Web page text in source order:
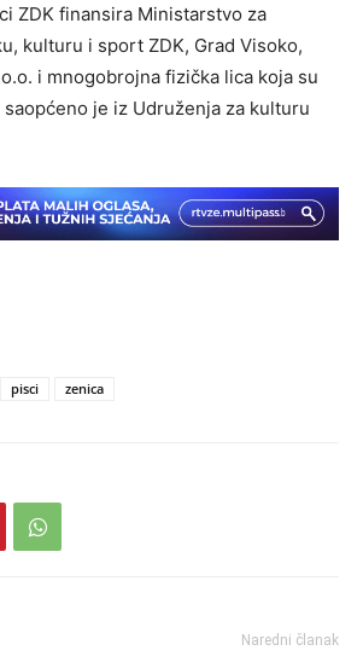
ZDK finansira Ministarstvo za
kulturu i sport ZDK, Grad Visoko,
i mnogobrojna fizička lica koja su
je iz Udruženja za kulturu
pisci zenica
Naredni članak